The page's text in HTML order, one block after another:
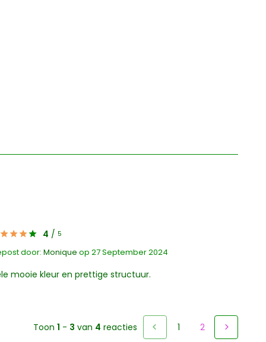
4 / 5
door:Monique op 27 September 2024
mooie kleur en prettige structuur.
Toon 1 - 3 van 4 reacties 1 2